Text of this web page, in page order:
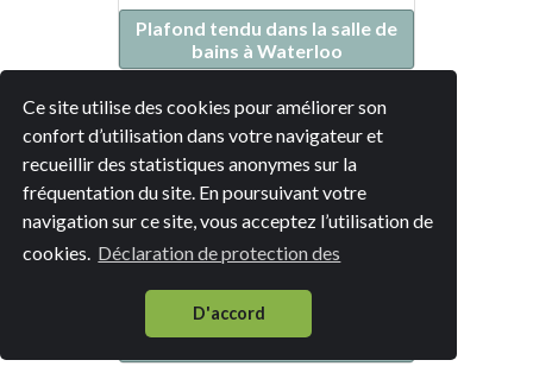
Ce site utilise des cookies pour améliorer son
confort d’utilisation dans votre navigateur et
recueillir des statistiques anonymes sur la
fréquentation du site. En poursuivant votre
navigation sur ce site, vous acceptez l’utilisation de
cookies. Déclaration de protection des
D'accord
Plafond tendu dans la salle de
bains à Waterloo
Plafond tendu dans la salle de
bains à Braine-l'Alleud